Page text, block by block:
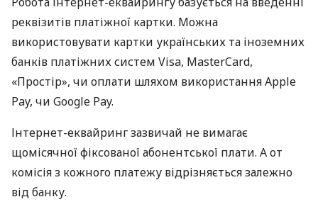
реквізитів платіжної картки. Можна
використовувати картки українських та іноземних
банків платіжних систем Visa, MasterCard,
«Простір», чи оплати шляхом використання Apple
Pay, чи Google Pay.
Інтернет-еквайринг зазвичай не вимагає
щомісячної фіксованої абонентської плати. А от
комісія з кожного платежу відрізняється залежно
від банку.